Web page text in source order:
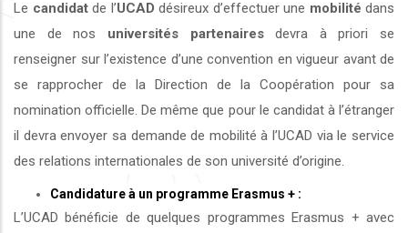
Le candidatde l’UCAD désireux d’effectuer une mobilité dans
une de nos universités partenairesdevra à priori se
renseigner sur l’existence d’une convention en vigueur avant de
se rapprocher de la Direction de la Coopération pour sa
nomination officielle. De même que pour le candidat à l’étranger
il devra envoyer sa demande de mobilité à l’UCAD via le service
des relations internationales de son université d’origine.
Candidature à un programme Erasmus + :
L’UCAD bénéficie de quelques programmes Erasmus + avec